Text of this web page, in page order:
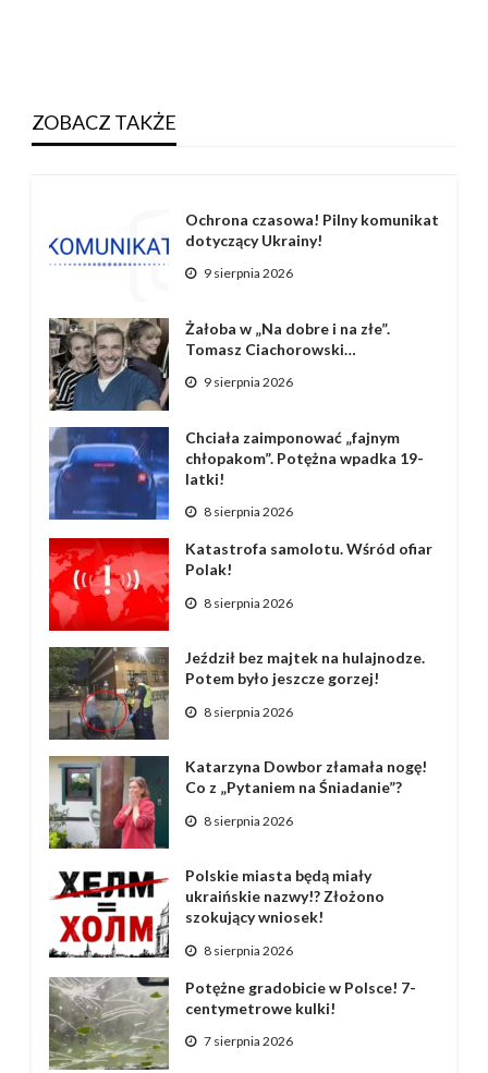
ZOBACZ TAKŻE
Ochrona czasowa! Pilny komunikat
dotyczący Ukrainy!
9 sierpnia 2026
Żałoba w „Na dobre i na złe”.
Tomasz Ciachorowski…
9 sierpnia 2026
Chciała zaimponować „fajnym
chłopakom”. Potężna wpadka 19-
latki!
8 sierpnia 2026
Katastrofa samolotu. Wśród ofiar
Polak!
8 sierpnia 2026
Jeździł bez majtek na hulajnodze.
Potem było jeszcze gorzej!
8 sierpnia 2026
Katarzyna Dowbor złamała nogę!
Co z „Pytaniem na Śniadanie”?
8 sierpnia 2026
Polskie miasta będą miały
ukraińskie nazwy!? Złożono
szokujący wniosek!
8 sierpnia 2026
Potężne gradobicie w Polsce! 7-
centymetrowe kulki!
7 sierpnia 2026